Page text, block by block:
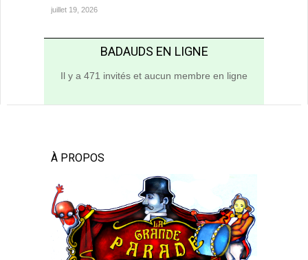
juillet 19, 2026
BADAUDS EN LIGNE
Il y a 471 invités et aucun membre en ligne
À PROPOS